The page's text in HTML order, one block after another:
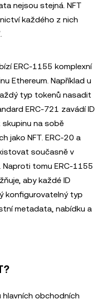
nejsou stejná. NFT
každého z nich
ERC-1155 komplexní
Ethereum. Například u
typ tokenů nasadit
ERC-721 zavádí ID
na sobě
jako NFT. ERC-20 a
současně v
tomu ERC-1155
aby každé ID
konfigurovatelný typ
metadata, nabídku a
hlavních obchodních